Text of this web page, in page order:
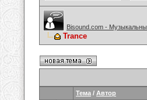
Bisound.com -
Trance
Тема / Автор